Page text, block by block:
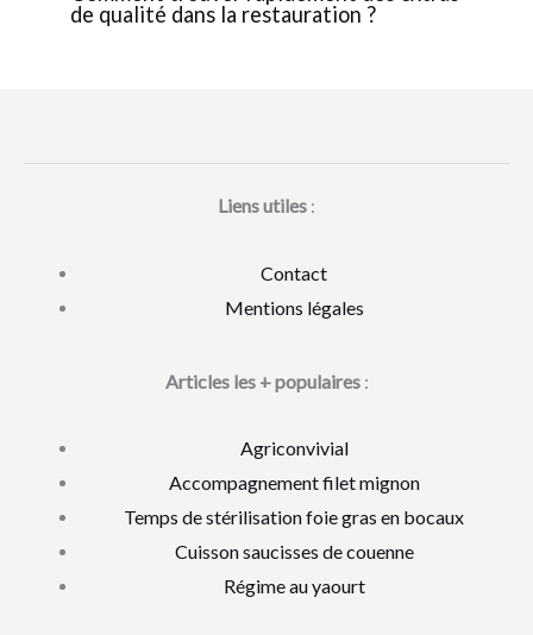
de qualité dans la restauration ?
Liens utiles :
Contact
Mentions légales
Articles les + populaires:
Agriconvivial
Accompagnement filet mignon
Temps de stérilisation foie gras en bocaux
Cuisson saucisses de couenne
Régime au yaourt